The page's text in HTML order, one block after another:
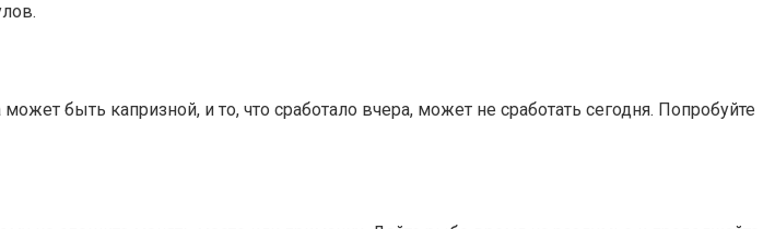
быть капризной, и то, что сработало вчера, может не сработать сегодня. Попробуйте